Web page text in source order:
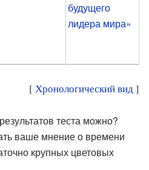
будущего
лидера мира»
[ Хронологический вид]
теста можно?
ваше мнение о времени
крупных цветовых